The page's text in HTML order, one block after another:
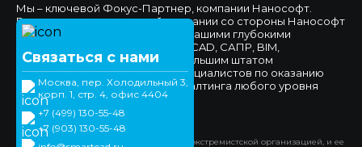
Связаться с нами
Москва, пер. Холодильный 3,
корп. 1, стр. 4, офис 4404
+7 (499) 130-55-48
+7 (903) 130-55-48
Мы – ключевой Фокус-Партнер, компании Нанософт.
Высокое доверие к нашей компании со стороны Нанософт
и наших клиентов обеспечено нашими глубокими
компетенциями в области nanoCAD, САПР, BIM,
импортозамещения, а также большим штатом
высококвалифицированных специалистов по оказанию
технической поддержки и консалтинга любого уровня
сложности.
Официальный сайт
*Компания Meta Platforms Inc. признана экстремистской организацией, и ее